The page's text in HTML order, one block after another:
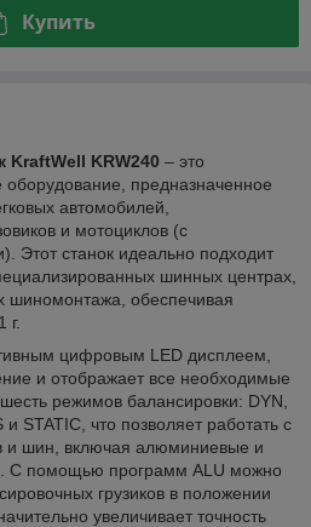
Купить
KraftWell KRW240 – это
предназначенное
автомобилей,
и мотоциклов (с
Этот станок идеально подходит
шинных центрах,
шиномонтажа, обеспечивая
г.
цифровым LED дисплеем,
и отображает все необходимые
режимов балансировки: DYN,
STATIC, что позволяет работать с
и шин, включая алюминиевые и
С помощью программ ALU можно
грузиков в положении
увеличивает точность